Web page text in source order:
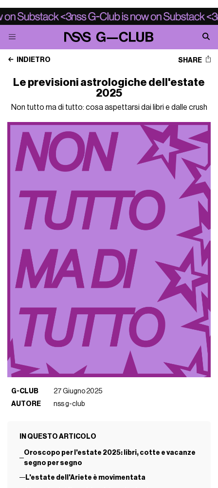
INDIETRO SHARE
Le previsioni astrologiche dell'estate
2025
Non tutto ma di tutto: cosa aspettarsi dai libri e dalle crush
G-CLUB
27 Giugno 2025
AUTORE
nss g-club
IN QUESTO ARTICOLO
Oroscopo per l'estate 2025: libri, cotte e vacanze
segno per segno
L'estate dell'Ariete è movimentata